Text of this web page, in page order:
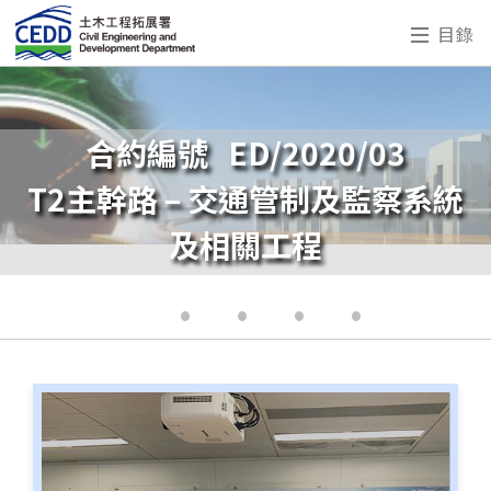
目錄
合約編號 ED/2020/03
T2主幹路 – 交通管制及監察系統
及相關工程
• • • •